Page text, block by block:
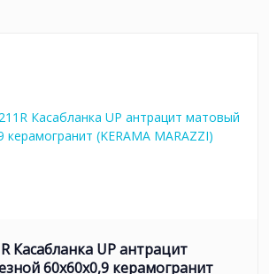
Касабланка UP антрацит
60x60x0,9 керамогранит